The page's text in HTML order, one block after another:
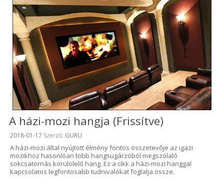
A házi-mozi hangja (Frissítve)
Beküldve:
2018-01-17 Szerző: GURU
A házi-mozi által nyújtott élmény fontos összetevője az igazi
mozikhoz hasonlóan több hangsugárzóból megszólaló
sokcsatornás körülölelő hang. Ez a cikk a házi-mozi hanggal
kapcsolatos legfontosabb tudnivalókat foglalja össze.